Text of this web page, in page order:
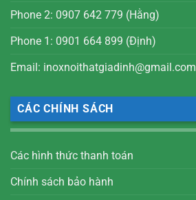
Phone 2: 0907 642 779 (Hằng)
Phone 1: 0901 664 899 (Định)
Email: inoxnoithatgiadinh@gmail.com
CÁC CHÍNH SÁCH
Các hình thức thanh toán
Chính sách bảo hành